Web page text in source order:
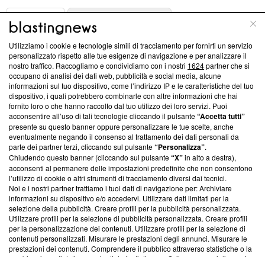
ABOUT
Questa sezione offre informazioni trasparenti su Blasting
News, sui nostri processi editoriali e su come ci impegniamo a
creare news di qualità. Inoltre, afferma la nostra aderenza a
‘Trust Project - News with Integrity’Blasting News non è
ancora membro del programma, ma ha richiesto di farne
parte; Trust Project non ha ancora effettuato una verifica di
conformità agli standard.
Su di noi
Team editoriale
Corporate
Redazione
Informativa Privacy
Cookie Policy
Utilizziamo i cookie e tecnologie simili di tracciamento per fornirti un servizio
personalizzato rispetto alle tue esigenze di navigazione e per analizzare il
nostro traffico. Raccogliamo e condividiamo con i nostri 1624partner che si
occupano di analisi dei dati web, pubblicità e social media, alcune
informazioni sul tuo dispositivo, come l’indirizzo IP e le caratteristiche del tuo
dispositivo, i quali potrebbero combinarle con altre informazioni che hai
fornito loro o che hanno raccolto dal tuo utilizzo dei loro servizi. Puoi
acconsentire all’uso di tali tecnologie cliccando il pulsante“Accetta tutti”
presente su questo banner oppure personalizzare le tue scelte, anche
eventualmente negando il consenso al trattamento dei dati personali da
parte dei partner terzi, cliccando sul pulsante“Personalizza”.
Chiudendo questo banner (cliccando sul pulsante“X”in alto a destra),
acconsenti al permanere delle impostazioni predefinite che non consentono
l’utilizzo di cookie o altri strumenti di tracciamento diversi dai tecnici.
Noi e i nostri partner trattiamo i tuoi dati di navigazione per: Archiviare
informazioni su dispositivo e/o accedervi. Utilizzare dati limitati per la
selezione della pubblicità. Creare profili per la pubblicità personalizzata.
Utilizzare profili per la selezione di pubblicità personalizzata. Creare profili
per la personalizzazione dei contenuti. Utilizzare profili per la selezione di
contenuti personalizzati. Misurare le prestazioni degli annunci. Misurare le
prestazioni dei contenuti. Comprendere il pubblico attraverso statistiche o la